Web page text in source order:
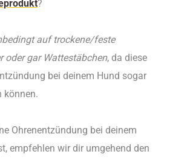
?
auf trockene/feste
oder gar Wattestäbchen, da diese
bei deinem Hund sogar
können.
Ohrenentzündung bei deinem
empfehlen wir dir umgehend den